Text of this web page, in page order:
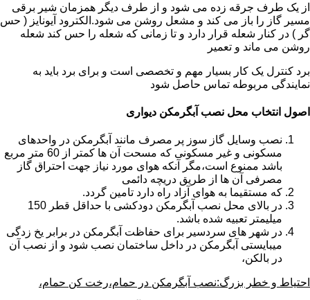
از یک طرف جرقه زده می شود و از طرف دیگر همزمان شیر برقی
مسیر گاز را باز می کند و مشعل روشن می شود.الکترود آیونایز ( حس
گر ) در کنار شعله قرار دارد و تا زمانی که شعله را حس کند شعله
روشن می ماند و تعمیر
برد کنترل یک کار بسیار مهم و تخصصی است و برای برد باید به
نمایندگی مربوطه تماس حاصل شود
اصول انتخاب محل نصب آبگرمکن دیواری
نصب وسایل گاز سوز پر مصرف مانند آبگرمکن در واحدهای
مسکونی و غیر مسکونی که مسحت آن ها کمتر از 60 متر مربع
باشد ممنوع است،مگر آنکه هوای مورد نیاز جهت احتراق گاز
مصرفی آن ها از طریق دریچه دائمی
که مستقیما به هوای آزاد راه دارد تامین گردد.
در بالای محل نصب آبگرمکن دودکشی با حداقل قطر 150
میلیمتر تعبیه شده باشد.
در شهر های سردسیر برای حفاظت آبگرمکن در برابر یخ زدگی
میبایستی آبگرمکن در داخل ساختمان نصب شود و از نصب آن
در بالکن،
احتیاط و خطر بزرگ:نصب آبگرمکن در حمام،رخت کن حمام،